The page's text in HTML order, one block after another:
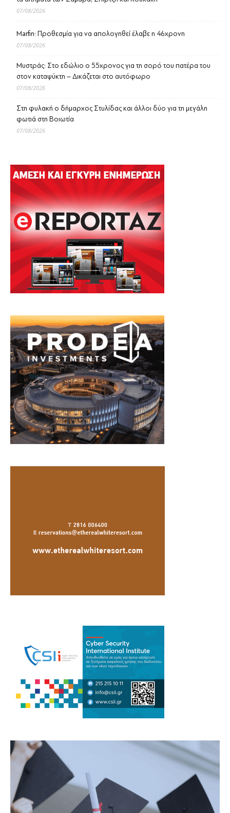
07/08/2026
Marfin: Προθεσμία για να απολογηθεί έλαβε η 46χρονη
07/08/2026
Μυστράς: Στο εδώλιο ο 55χρονος για τη σορό του πατέρα του
στον καταψύκτη – Δικάζεται στο αυτόφωρο
07/08/2026
Στη φυλακή ο δήμαρχος Στυλίδας και άλλοι δύο για τη μεγάλη
φωτιά στη Βοιωτία
07/08/2026